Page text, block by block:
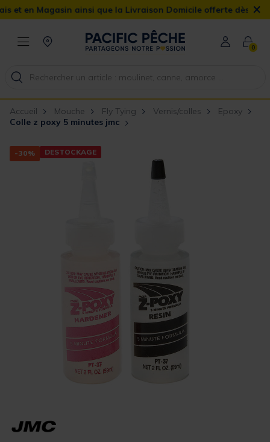
Magasin ainsi que la Livraison Domicile offerte dès 90€ ×
0
Accueil Mouche Fly Tying Vernis/colles
Epoxy
Colle z poxy 5 minutes jmc
-30% DESTOCKAGE